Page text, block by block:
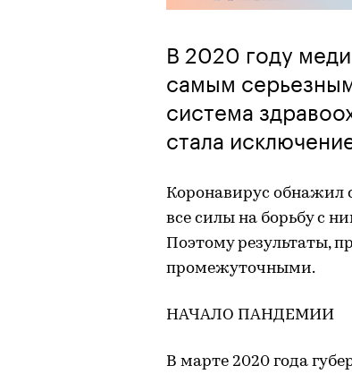
В 2020 году
самым
система
стала
Коронавирус обнажил
все силы на борьбу с
Поэтому результаты,
промежуточными.
НАЧАЛО ПАНДЕМИИ
В марте 2020 года